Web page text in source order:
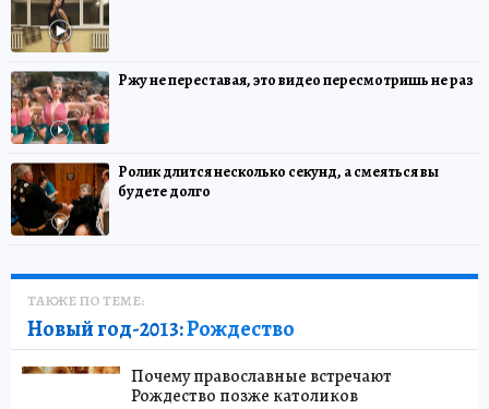
Ржу не переставая, это видео пересмотришь не раз
Ролик длится несколько секунд, а смеяться вы
будете долго
ТАКЖЕ ПО ТЕМЕ:
Новый год-2013:Рождество
Почему православные встречают
Рождество позже католиков